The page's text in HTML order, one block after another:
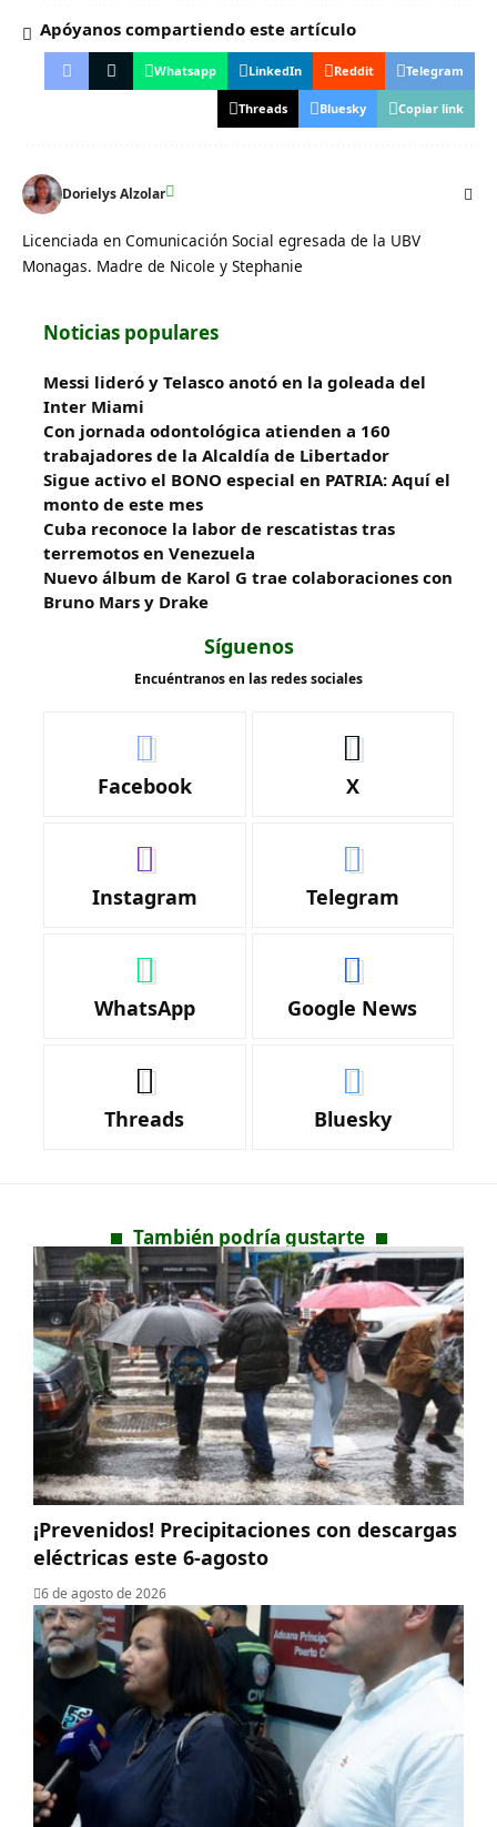
Apóyanos compartiendo este artículo
Whatsapp LinkedIn Reddit Telegram
Threads Bluesky Copiar link
Dorielys Alzolar
Licenciada en Comunicación Social egresada de la UBV
Monagas. Madre de Nicole y Stephanie
Noticias populares
Messi lideró y Telasco anotó en la goleada del
Inter Miami
Con jornada odontológica atienden a 160
trabajadores de la Alcaldía de Libertador
Sigue activo el BONO especial en PATRIA: Aquí el
monto de este mes
Cuba reconoce la labor de rescatistas tras
terremotos en Venezuela
Nuevo álbum de Karol G trae colaboraciones con
Bruno Mars y Drake
Síguenos
Encuéntranos en las redes sociales
Facebook X
Instagram Telegram
WhatsApp Google News
Threads Bluesky
También podría gustarte
¡Prevenidos! Precipitaciones con descargas
eléctricas este 6-agosto
6 de agosto de 2026